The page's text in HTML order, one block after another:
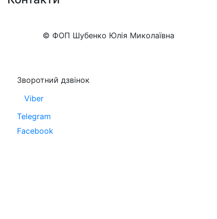
© ФОП Шубенко Юлія Миколаївна
Зворотний дзвінок
Viber
Telegram
Facebook